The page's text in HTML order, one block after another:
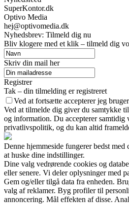
SuperKontor.dk
Optivo Media
hej@optivomedia.dk
Nyhedsbrev: Tilmeld dig nu
Bliv klogere med et klik – tilmeld dig
Skriv din mail her
Registrer
Tak – din tilmelding er registreret
Ved at fortsætte accepterer jeg
Ved at tilmelde dig giver du samtykke
og information. Du accepterer samtidig
privatlivspolitik, og du kan altid
Denne hjemmeside fungerer bedst
at huske dine indstillinger.
Dine valg vedrørende cookies og
eller senere. Vi deler oplysninger med
Gem og/eller tilgå data fra enheden.
valg af reklamer. Byg profiler til
annoncering. Mål effekten af disse.